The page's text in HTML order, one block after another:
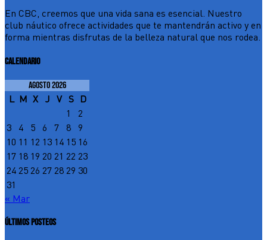
En CBC, creemos que una vida sana es esencial. Nuestro
club náutico ofrece actividades que te mantendrán activo y en
forma mientras disfrutas de la belleza natural que nos rodea.
CALENDARIO
agosto 2026
L M X J V S D
1
2
3
4 5 6 7 8
9
10 11 12 13 14 15 16
17 18 19 20 21 22 23
24 25 26 27 28 29 30
31
« Mar
ÚLTIMOS POSTEOS